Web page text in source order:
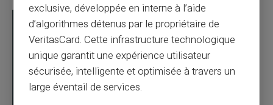
exclusive, développée en interne à l’aide
d’algorithmes détenus par le propriétaire de
VeritasCard. Cette infrastructure technologique
unique garantit une expérience utilisateur
sécurisée, intelligente et optimisée à travers un
large éventail de services.